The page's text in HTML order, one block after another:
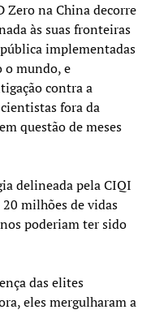
na China decorre
às suas fronteiras
implementadas
o mundo, e
contra a
fora da
questão de meses
delineada pela CIQI
milhões de vidas
poderiam ter sido
das elites
eles mergulharam a